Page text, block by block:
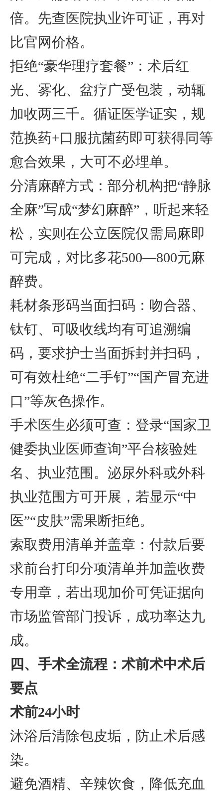
倍。先查医院执业许可证，再对
比官网价格。
拒绝“豪华理疗套餐” ：术后红
光、雾化、盆疗广受包装，动辄
加收两三千。循证医学证实，规
范换药+口服抗菌药即可获得同等
愈合效果，大可不必埋单。
分清麻醉方式 ：部分机构把“静脉
全麻”写成“梦幻麻醉”，听起来轻
松，实则在公立医院仅需局麻即
可完成，对比多花500—800元麻
醉费。
耗材条形码当面扫码 ：吻合器、
钛钉、可吸收线均有可追溯编
码，要求护士当面拆封并扫码，
可有效杜绝“二手钉”“国产冒充进
口”等灰色操作。
手术医生必须可查 ：登录“国家卫
健委执业医师查询”平台核验姓
名、执业范围。泌尿外科或外科
执业范围方可开展，若显示“中
医”“皮肤”需果断拒绝。
索取费用清单并盖章 ：付款后要
求前台打印分项清单并加盖收费
专用章，若出现加价可凭证据向
市场监管部门投诉，成功率达九
成。
四、手术全流程：术前术中术后
要点
术前24小时
沐浴后清除包皮垢，防止术后感
染。
避免酒精、辛辣饮食，降低充血